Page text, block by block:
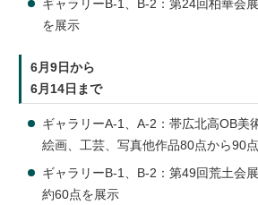
ギャラリーB-1、B-2：第24回柏華会
を展示
6月9日から
6月14日まで
ギャラリーA-1、A-2：帯広北高OB美
絵画、工芸、写真他作品80点から90
ギャラリーB-1、B-2：第49回荒土会
約60点を展示